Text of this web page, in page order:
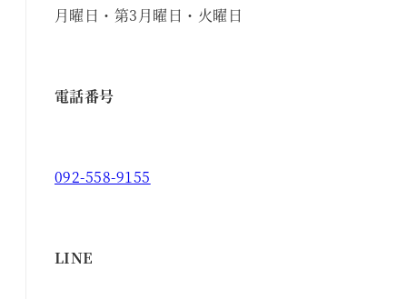
月曜日・第3月曜日・火曜日
電話番号
092-558-9155
LINE